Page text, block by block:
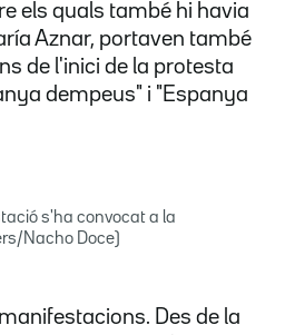
els quals també hi havia
Aznar, portaven també
de l'inici de la protesta
dempeus" i "Espanya
s'ha convocat a la
Nacho Doce)
Des de la